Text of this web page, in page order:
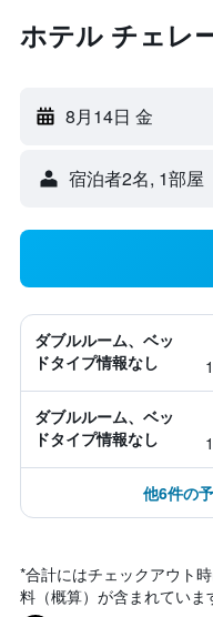
ホテル チェレ
8月14日 金
宿泊者2名, 1​部屋
ダブルルーム、ベッ
ドタイプ情報なし
ダブルルーム、ベッ
ドタイプ情報なし
他6件の
*合計にはチェックアウト
料（概算）が含まれていま